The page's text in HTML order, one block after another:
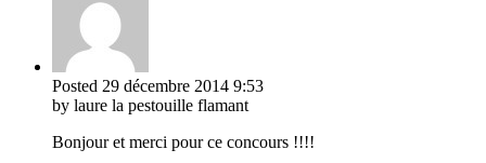
Posted 29 décembre 2014 9:53
by laure la pestouille flamant
Bonjour et merci pour ce concours !!!!